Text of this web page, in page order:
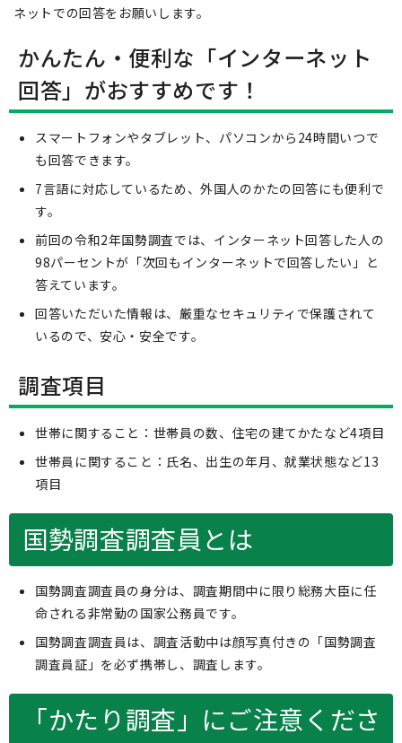
ネットでの回答をお願いします。
かんたん・便利な「インターネット
回答」がおすすめです！
スマートフォンやタブレット、パソコンから24時間いつで
も回答できます。
7言語に対応しているため、外国人のかたの回答にも便利で
す。
前回の令和2年国勢調査では、インターネット回答した人の
98パーセントが「次回もインターネットで回答したい」と
答えています。
回答いただいた情報は、厳重なセキュリティで保護されて
いるので、安心・安全です。
調査項目
世帯に関すること：世帯員の数、住宅の建てかたなど4項目
世帯員に関すること：氏名、出生の年月、就業状態など13
項目
国勢調査調査員とは
国勢調査調査員の身分は、調査期間中に限り総務大臣に任
命される非常勤の国家公務員です。
国勢調査調査員は、調査活動中は顔写真付きの「国勢調査
調査員証」を必ず携帯し、調査します。
「かたり調査」にご注意くださ